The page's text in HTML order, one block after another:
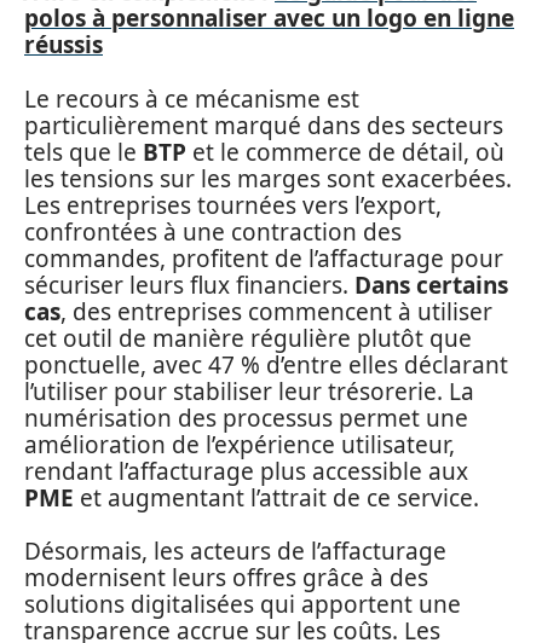
polos à personnaliser avec un logo en ligne
réussis
Le recours à ce mécanisme est
particulièrement marqué dans des secteurs
tels que le BTP et le commerce de détail, où
les tensions sur les marges sont exacerbées.
Les entreprises tournées vers l’export,
confrontées à une contraction des
commandes, profitent de l’affacturage pour
sécuriser leurs flux financiers. Dans certains
cas, des entreprises commencent à utiliser
cet outil de manière régulière plutôt que
ponctuelle, avec 47 % d’entre elles déclarant
l’utiliser pour stabiliser leur trésorerie. La
numérisation des processus permet une
amélioration de l’expérience utilisateur,
rendant l’affacturage plus accessible aux
PME et augmentant l’attrait de ce service.
Désormais, les acteurs de l’affacturage
modernisent leurs offres grâce à des
solutions digitalisées qui apportent une
transparence accrue sur les coûts. Les